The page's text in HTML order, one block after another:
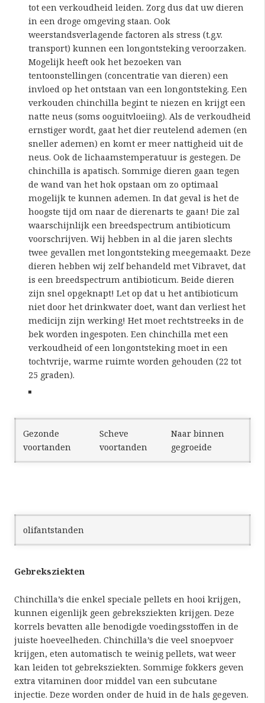
tot een verkoudheid leiden. Zorg dus dat uw dieren
in een droge omgeving staan. Ook
weerstandsverlagende factoren als stress (t.g.v.
transport) kunnen een longontsteking veroorzaken.
Mogelijk heeft ook het bezoeken van
tentoonstellingen (concentratie van dieren) een
invloed op het ontstaan van een longontsteking. Een
verkouden chinchilla begint te niezen en krijgt een
natte neus (soms ooguitvloeiing). Als de verkoudheid
ernstiger wordt, gaat het dier reutelend ademen (en
sneller ademen) en komt er meer nattigheid uit de
neus. Ook de lichaamstemperatuur is gestegen. De
chinchilla is apatisch. Sommige dieren gaan tegen
de wand van het hok opstaan om zo optimaal
mogelijk te kunnen ademen. In dat geval is het de
hoogste tijd om naar de dierenarts te gaan! Die zal
waarschijnlijk een breedspectrum antibioticum
voorschrijven. Wij hebben in al die jaren slechts
twee gevallen met longontsteking meegemaakt. Deze
dieren hebben wij zelf behandeld met Vibravet, dat
is een breedspectrum antibioticum. Beide dieren
zijn snel opgeknapt! Let op dat u het antibioticum
niet door het drinkwater doet, want dan verliest het
medicijn zijn werking! Het moet rechtstreeks in de
bek worden ingespoten. Een chinchilla met een
verkoudheid of een longontsteking moet in een
tochtvrije, warme ruimte worden gehouden (22 tot
25 graden).
Gezonde
voortanden
Scheve
voortanden
Naar binnen
gegroeide
olifantstanden
Gebreksziekten
Chinchilla’s die enkel speciale pellets en hooi krijgen,
kunnen eigenlijk geen gebreksziekten krijgen. Deze
korrels bevatten alle benodigde voedingsstoffen in de
juiste hoeveelheden. Chinchilla’s die veel snoepvoer
krijgen, eten automatisch te weinig pellets, wat weer
kan leiden tot gebreksziekten. Sommige fokkers geven
extra vitaminen door middel van een subcutane
injectie. Deze worden onder de huid in de hals gegeven.